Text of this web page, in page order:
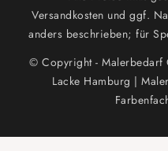
Versandkosten und ggf.
anders beschrieben; für
© Copyright - Malerbedarf
Lacke Hamburg |